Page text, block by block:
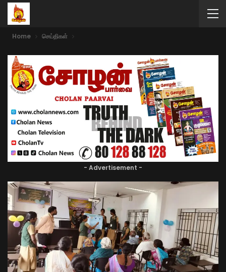
Home செய்திகள்
- Advertisement -